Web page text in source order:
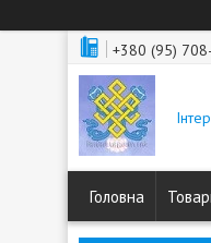
+380 (95)
Головна